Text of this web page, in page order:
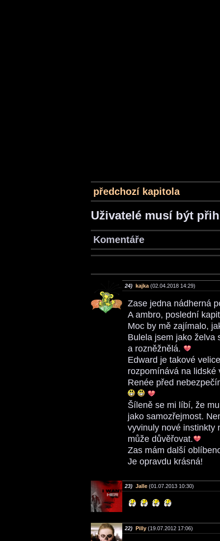
předchozí kapitola
Uživatelé musí být
Komentáře
24) kajka (02.04.2018 14:29)
Zase jedna nádherná
A ambro, poslední
Moc by mě zajímalo,
Bulela jsem jako želva
a rozněžnělá.
Edward je takové
rozpomínává na lidské
Renée před
Šíleně se mi líbí, že
jako samozřejmost.
vyvinuly nové instinkty
může důvěřovat.
Zas mám další
Je opravdu krásná!
23) Jalle (01.07.2013 10:30)
22) Pilly (19.07.2012 17:06)